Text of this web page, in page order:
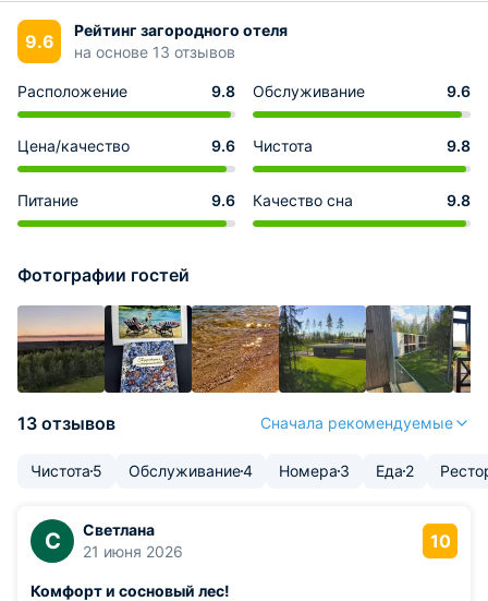
9.6
Рейтинг загородного отеля
на основе 13 отзывов
Расположение 9.8 Обслуживание 9.6
Цена/качество 9.6 Чистота 9.8
Питание 9.6 Качество сна 9.8
Фотографии гостей
13 отзывов Сначала рекомендуемые
Чистота 5 Обслуживание4 Номера 3 Еда 2
С
Светлана
21 июня 2026
10
Комфорт и сосновый лес!